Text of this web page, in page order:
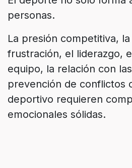
personas.
La presión competitiva,
frustración, el liderazgo,
equipo, la relación con
prevención de conflictos
deportivo requieren
emocionales sólidas.